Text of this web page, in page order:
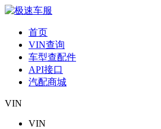
首页
VIN查询
车型查配件
API接口
汽配商城
VIN
VIN